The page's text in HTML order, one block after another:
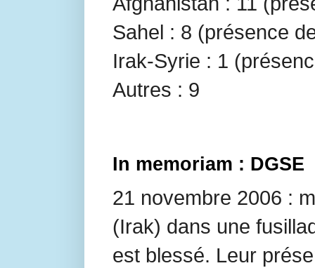
Sahel : 8 (présence
Irak-Syrie : 1
Autres : 9
In memoriam : DGSE
21 novembre 2006 :
(Irak) dans une
est blessé. Leur